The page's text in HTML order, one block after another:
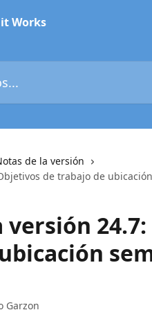
de la versión
de trabajo de
versión
Garzon